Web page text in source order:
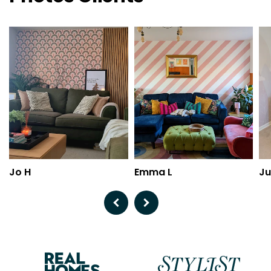
Jo H Emma L
PreviousNext